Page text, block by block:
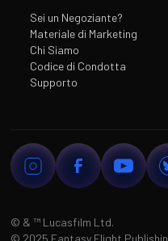
Sei un Negoziante?
Materiale di Marketing
Chi Siamo
Codice di Condotta
Supporto
© & ™ Lucasfilm Ltd.
© 2025 Fantasy Flight